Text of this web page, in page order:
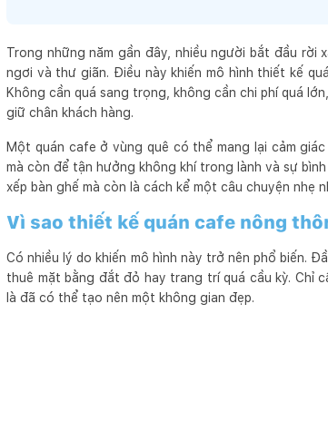
Trong những năm gần đây, nhiều người bắt đầu
ngơi và thư giãn. Điều này khiến mô hình thiết kế
Không cần quá sang trọng, không cần chi phí quá
giữ chân khách hàng.
Một quán cafe ở vùng quê có thể mang lại cảm
mà còn để tận hưởng không khí trong lành và sự
xếp bàn ghế mà còn là cách kể một câu chuyện nhẹ
Vì sao thiết kế quán cafe nông
Có nhiều lý do khiến mô hình này trở nên phổ biến.
thuê mặt bằng đắt đỏ hay trang trí quá cầu kỳ. Chỉ
là đã có thể tạo nên một không gian đẹp.